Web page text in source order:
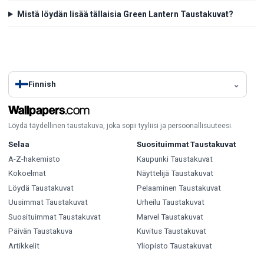
Mistä löydän lisää tällaisia Green Lantern Taustakuvat?
Finnish
Löydä täydellinen taustakuva, joka sopii tyyliisi ja persoonallisuuteesi.
Selaa
A-Z-hakemisto
Kokoelmat
Löydä Taustakuvat
Uusimmat Taustakuvat
Suosituimmat Taustakuvat
Päivän Taustakuva
Artikkelit
Suosituimmat Taustakuvat
Kaupunki Taustakuvat
Näyttelijä Taustakuvat
Pelaaminen Taustakuvat
Urheilu Taustakuvat
Marvel Taustakuvat
Kuvitus Taustakuvat
Yliopisto Taustakuvat